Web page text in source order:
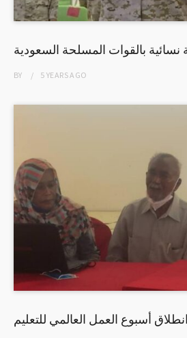
بالقوات المسلحة السعودية
BY 5 YEARSAGO
انطلاق أسبوع العمل العالمي للتعليم